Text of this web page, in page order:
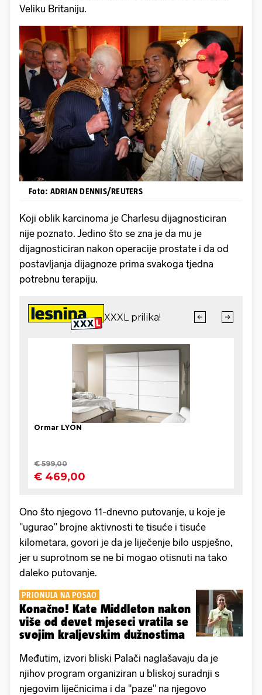
Veliku Britaniju.
Foto: ADRIAN DENNIS/REUTERS
Koji oblik karcinoma je Charlesu dijagnosticiran
nije poznato. Jedino što se zna je da mu je
dijagnosticiran nakon operacije prostate i da od
postavljanja dijagnoze prima svakoga tjedna
potrebnu terapiju.
Ono što njegovo 11-dnevno putovanje, u koje je
''ugurao'' brojne aktivnosti te tisuće i tisuće
kilometara, govori je da je liječenje bilo uspješno,
jer u suprotnom se ne bi mogao otisnuti na tako
daleko putovanje.
PRIONULA NA POSAO
Konačno! Kate Middleton nakon
više od devet mjeseci vratila se
svojim kraljevskim dužnostima
Međutim, izvori bliski Palači naglašavaju da je
njihov program organiziran u bliskoj suradnji s
njegovim liječnicima i da ''paze'' na njegovo